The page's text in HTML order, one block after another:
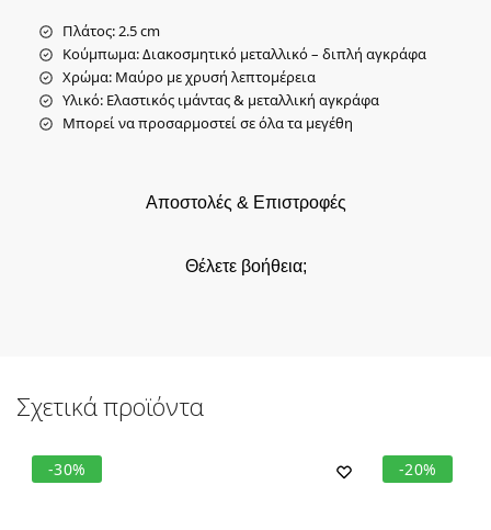
Αποστολές & Επιστροφές
Θέλετε βοήθεια;
Πλάτος: 2.5 cm
Κούμπωμα: Διακοσμητικό μεταλλικό – διπλή αγκράφα
Χρώμα: Μαύρο με χρυσή λεπτομέρεια
Υλικό: Ελαστικός ιμάντας & μεταλλική αγκράφα
Μπορεί να προσαρμοστεί σε όλα τα μεγέθη
Σχετικά προϊόντα
-30% -20%